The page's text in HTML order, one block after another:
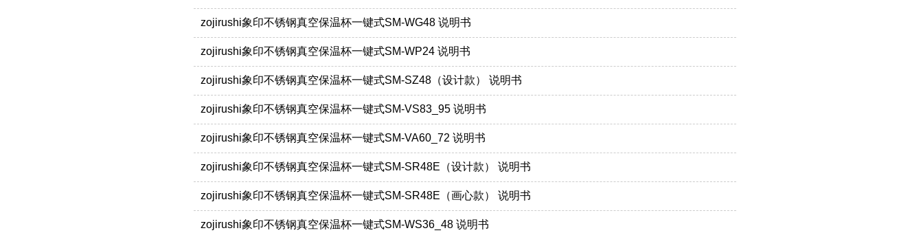
zojirushi象印不锈钢真空保温杯一键式SM-WG48 说明书
zojirushi象印不锈钢真空保温杯一键式SM-WP24 说明书
zojirushi象印不锈钢真空保温杯一键式SM-SZ48（设计款） 说明书
zojirushi象印不锈钢真空保温杯一键式SM-VS83_95 说明书
zojirushi象印不锈钢真空保温杯一键式SM-VA60_72 说明书
zojirushi象印不锈钢真空保温杯一键式SM-SR48E（设计款） 说明书
zojirushi象印不锈钢真空保温杯一键式SM-SR48E（画心款） 说明书
zojirushi象印不锈钢真空保温杯一键式SM-WS36_48 说明书